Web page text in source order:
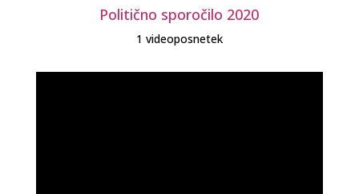
Politično sporočilo 2020
1 videoposnetek